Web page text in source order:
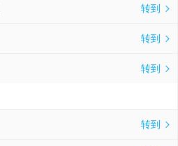
转到 
转到 
转到 
转到 